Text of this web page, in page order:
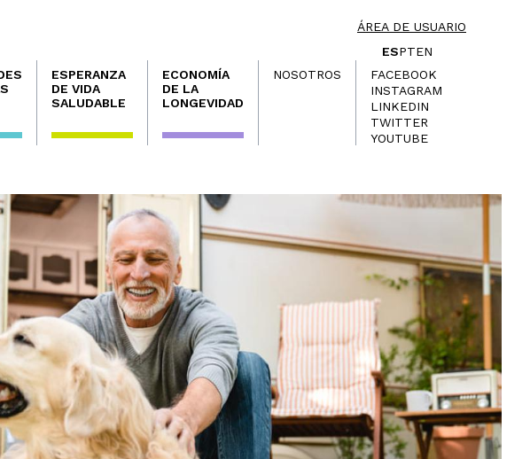
ÁREA DE USUARIO
ESPTEN
ESPERANZA
DE VIDA
SALUDABLE
ECONOMÍA
DE LA
LONGEVIDAD
NOSOTROS
FACEBOOK
INSTAGRAM
LINKEDIN
TWITTER
YOUTUBE